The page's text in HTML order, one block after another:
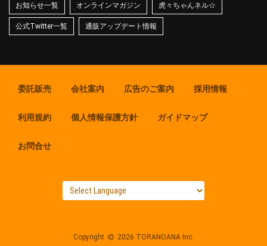
お知らせ一覧 オンラインマガジン 虎々ちゃんネル☆
公式Twitter一覧 通販アップデート情報
委託販売 会社案内 広告のご案内 採用情報
利用規約 個人情報保護方針 ガイドマップ
お問合せ
Copyright 2026 TORANOANA Inc.